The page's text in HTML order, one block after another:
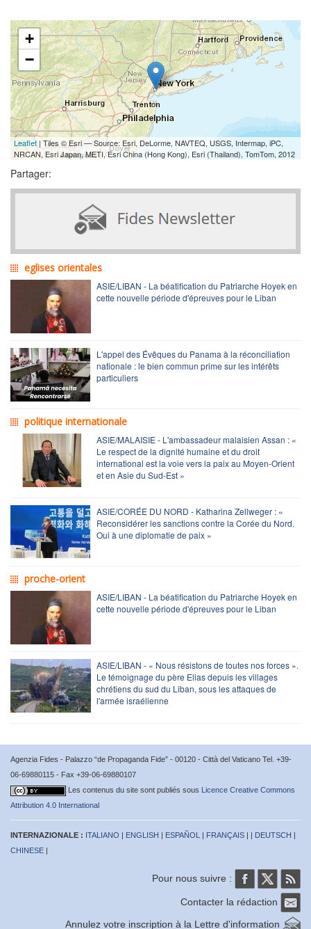
+
−
Leaflet| Tiles © Esri — Source: Esri, DeLorme, NAVTEQ, USGS, Intermap, iPC,
NRCAN, Esri Japan, METI, Esri China (Hong Kong), Esri (Thailand), TomTom, 2012
Partager:
eglises orientales
ASIE/LIBAN - La béatification du Patriarche Hoyek en
cette nouvelle période d'épreuves pour le Liban
L'appel des Évêques du Panama à la réconciliation
nationale : le bien commun prime sur les intérêts
particuliers
politique internationale
ASIE/MALAISIE - L'ambassadeur malaisien Assan : «
Le respect de la dignité humaine et du droit
international est la voie vers la paix au Moyen-Orient
et en Asie du Sud-Est »
ASIE/CORÉE DU NORD - Katharina Zellweger : «
Reconsidérer les sanctions contre la Corée du Nord.
Oui à une diplomatie de paix »
proche-orient
ASIE/LIBAN - La béatification du Patriarche Hoyek en
cette nouvelle période d'épreuves pour le Liban
ASIE/LIBAN - « Nous résistons de toutes nos forces ».
Le témoignage du père Elias depuis les villages
chrétiens du sud du Liban, sous les attaques de
l'armée israélienne
Agenzia Fides - Palazzo “de Propaganda Fide” - 00120 - Città del Vaticano Tel. +39-
06-69880115 - Fax +39-06-69880107
Les contenus du site sont publiés sous Licence Creative Commons
Attribution 4.0 International
INTERNAZIONALE : ITALIANO | ENGLISH | ESPAÑOL | FRANÇAIS | | DEUTSCH |
CHINESE |
Pour nous suivre :
Contacter la rédaction
Annulez votre inscription à la Lettre d'information